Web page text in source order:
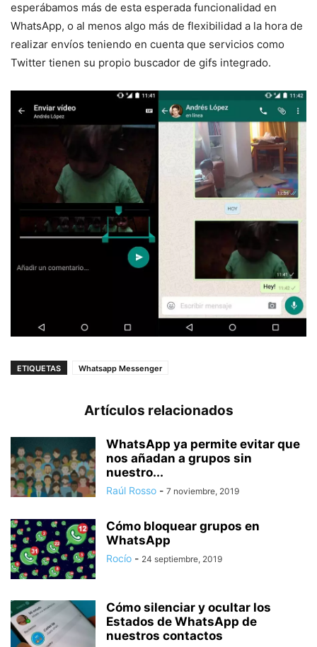
esperábamos más de esta esperada funcionalidad en
WhatsApp, o al menos algo más de flexibilidad a la hora de
realizar envíos teniendo en cuenta que servicios como
Twitter tienen su propio buscador de gifs integrado.
ETIQUETAS Whatsapp Messenger
Artículos relacionados
WhatsApp ya permite evitar que
nos añadan a grupos sin
nuestro...
Raúl Rosso - 7 noviembre, 2019
Cómo bloquear grupos en
WhatsApp
Rocío - 24 septiembre, 2019
Cómo silenciar y ocultar los
Estados de WhatsApp de
nuestros contactos